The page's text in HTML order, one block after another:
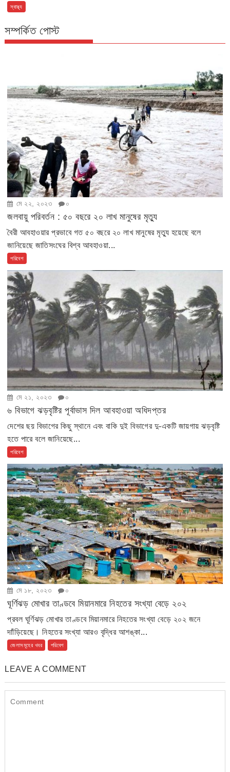
স্বাস্থ্য
সম্পর্কিত পোস্ট
মে ২২, ২০২৩ ০
জলবায়ু পরিবর্তন : ৫০ বছরে ২০ লাখ মানুষের মৃত্যু
বৈরী আবহাওয়ার প্রভাবে গত ৫০ বছরে ২০ লাখ মানুষের মৃত্যু হয়েছে বলে
জানিয়েছে জাতিসংঘের বিশ্ব আবহাওয়া...
পরিবেশ
মে ২১, ২০২৩ ০
৬ বিভাগে ঝড়বৃষ্টির পূর্বাভাস দিল আবহাওয়া অধিদপ্তর
দেশের ছয় বিভাগের কিছু স্থানে এবং বাকি দুই বিভাগের দু-একটি জায়গায় ঝড়বৃষ্টি
হতে পারে বলে জানিয়েছে...
পরিবেশ
মে ১৮, ২০২৩ ০
ঘূর্ণিঝড় মোখার তাণ্ডবে মিয়ানমারে নিহতের সংখ্যা বেড়ে ২০২
প্রবল ঘূর্ণিঝড় মোখার তাণ্ডবে মিয়ানমারে নিহতের সংখ্যা বেড়ে ২০২ জনে
দাাঁড়িয়েছে। নিহতের সংখ্যা আরও বৃদ্ধির আশঙ্কা...
জেলাসমূহের খবর পরিবেশ
LEAVE A COMMENT